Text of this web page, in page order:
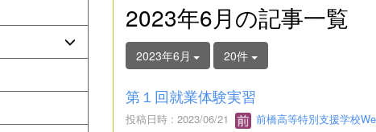
2023年6月の記事一覧
2023年6月 20件
第１回就業体験実習
投稿日時 : 2023/06/21 前橋高等特別支援学校